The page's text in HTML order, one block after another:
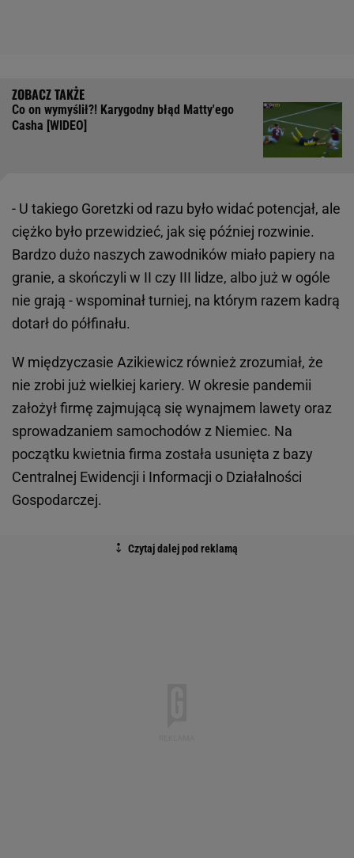
Co on wymyślił?! Karygodny błąd Matty'ego
Casha [WIDEO]
- U takiego Goretzki od razu było widać potencjał, ale
ciężko było przewidzieć, jak się później rozwinie.
Bardzo dużo naszych zawodników miało papiery na
granie, a skończyli w II czy III lidze, albo już w ogóle
nie grają - wspominał turniej, na którym razem kadrą
dotarł do półfinału.
W międzyczasie Azikiewicz również zrozumiał, że
nie zrobi już wielkiej kariery. W okresie pandemii
założył firmę zajmującą się wynajmem lawety oraz
sprowadzaniem samochodów z Niemiec. Na
początku kwietnia firma została usunięta z bazy
Centralnej Ewidencji i Informacji o Działalności
Gospodarczej.